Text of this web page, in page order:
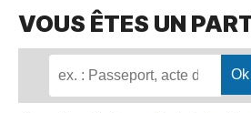
PORTDE PLAISANCE
MUSÉEDE
VOUS ÊTES UN